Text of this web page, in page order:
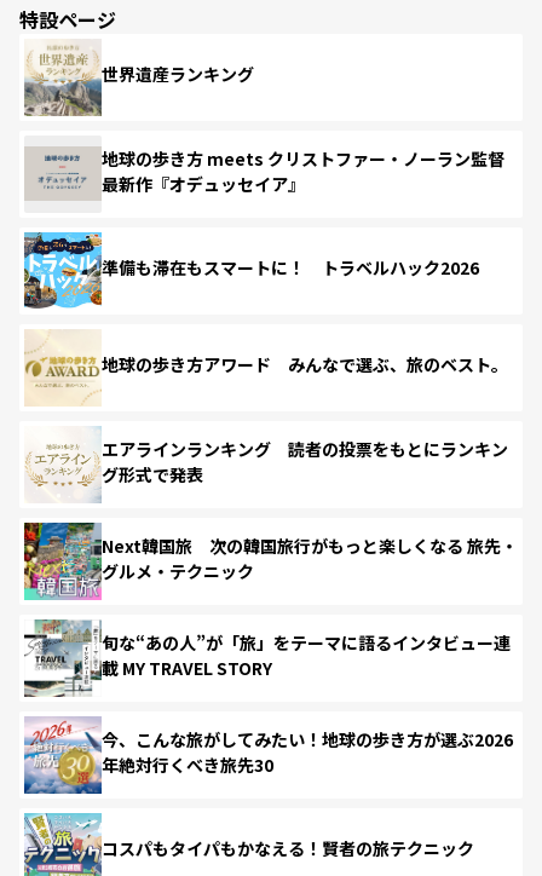
特設ページ
世界遺産ランキング
地球の歩き方 meets クリストファー・ノーラン監督
最新作『オデュッセイア』
準備も滞在もスマートに！ トラベルハック2026
地球の歩き方アワード みんなで選ぶ、旅のベスト。
エアラインランキング 読者の投票をもとにランキン
グ形式で発表
Next韓国旅 次の韓国旅行がもっと楽しくなる 旅先・
グルメ・テクニック
旬な“あの人”が「旅」をテーマに語るインタビュー連
載 MY TRAVEL STORY
今、こんな旅がしてみたい！地球の歩き方が選ぶ2026
年絶対行くべき旅先30
コスパもタイパもかなえる！賢者の旅テクニック